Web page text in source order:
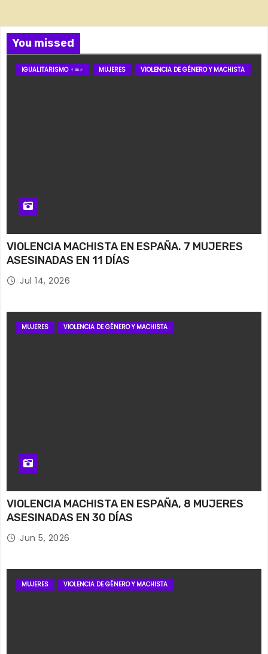
You missed
IGUALITARISMO ♀=♂ MUJERES VIOLENCIA DE GÉNERO Y MACHISTA
VIOLENCIA MACHISTA EN ESPAÑA. 7 MUJERES
ASESINADAS EN 11 DÍAS
Jul 14, 2026
MUJERES VIOLENCIA DE GÉNERO Y MACHISTA
VIOLENCIA MACHISTA EN ESPAÑA, 8 MUJERES
ASESINADAS EN 30 DÍAS
Jun 5, 2026
MUJERES VIOLENCIA DE GÉNERO Y MACHISTA